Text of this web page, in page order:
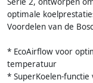
optimale
Voordelen van de
* EcoAirflow voor
temperatuur
* SuperKoelen-